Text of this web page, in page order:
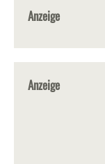
Anzeige
Anzeige